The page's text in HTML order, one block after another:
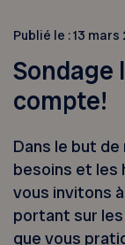
Publié le :13 mars
Sondage
compte!
Dans le but
besoins et les
vous invitons
portant sur
que vous